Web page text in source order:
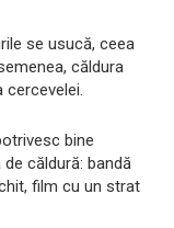
se usucă, ceea
căldura
cercevelei.
bine
căldură: bandă
film cu un strat